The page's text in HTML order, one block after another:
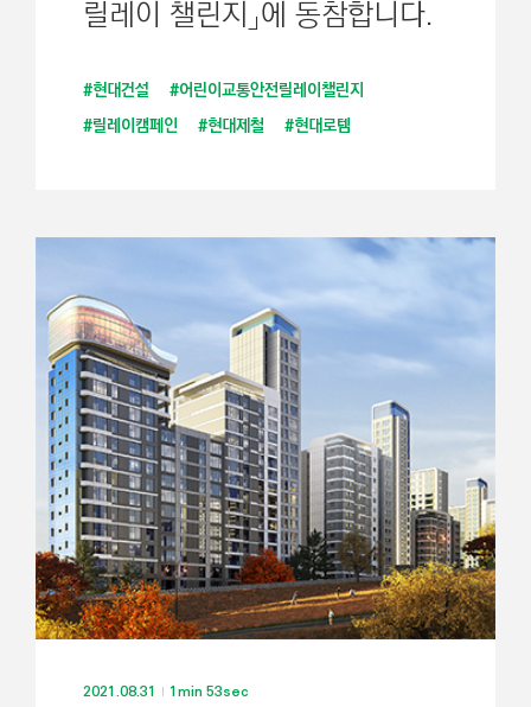
릴레이 챌린지」에 동참합니다.
#현대건설
#어린이교통안전릴레이챌린지
#릴레이캠페인
#현대제철 #현대로템
2021.08.31 1min 53sec